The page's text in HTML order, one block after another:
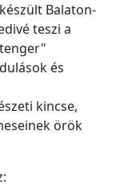
Balaton-
teszi a
és
kincse,
örök